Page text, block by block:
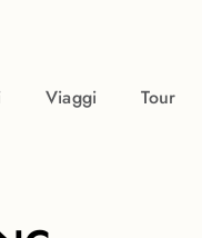
Viaggi Tour